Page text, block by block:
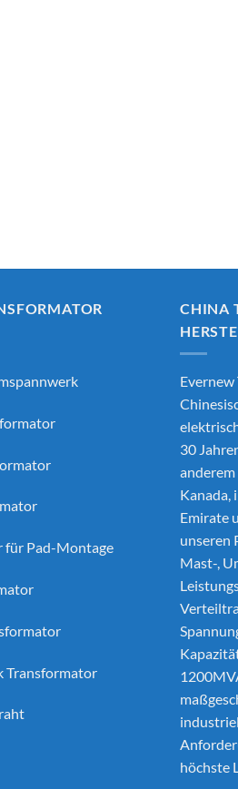
für Pad-Montage
Transformator
CHINA
30
anderem
Kanada,
Emirate
unseren
Mast-,
höchste